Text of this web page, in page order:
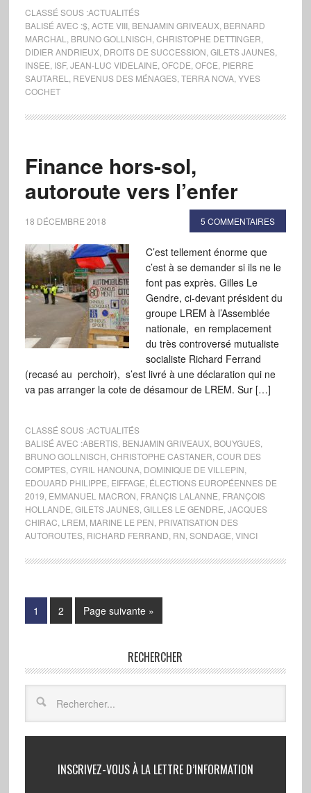
CLASSÉ SOUS :ACTUALITÉS
BALISÉ AVEC :$ ACTE VIII, BENJAMIN GRIVEAUX, BERNARD
MARCHAL
BRUNO GOLLNISCH CHRISTOPHE DETTINGER
DIDIER ANDRIEUX, DROITS DE SUCCESSION GILETS JAUNES,
INSEE ISF, JEAN-LUC VIDELAINE OFCDE OFCE PIERRE
SAUTAREL
REVENUS DES MÉNAGES, TERRA NOVA, YVES
COCHET
Finance hors-sol,
autoroute vers l’enfer
18 DÉCEMBRE 2018 5 COMMENTAIRES
C’est tellement énorme que
c’est à se demander si ils ne le
font pas exprès. Gilles Le
Gendre, ci-devant président du
groupe LREM à l’Assemblée
nationale, en remplacement
du très controversé mutualiste
socialiste Richard Ferrand
(recasé au perchoir), s’est livré à une déclaration qui ne
va pas arranger la cote de désamour de LREM. Sur […]
CLASSÉ SOUS :ACTUALITÉS
BALISÉ AVEC :ABERTIS, BENJAMIN GRIVEAUX, BOUYGUES,
BRUNO GOLLNISCH CHRISTOPHE CASTANER COUR DES
COMPTES, CYRIL HANOUNA, DOMINIQUE DE VILLEPIN
EDOUARD PHILIPPE EIFFAGE ÉLECTIONS EUROPÉENNES DE
2019 EMMANUEL MACRON FRANÇIS LALANNE FRANÇOIS
HOLLANDE GILETS JAUNES, GILLES LE GENDRE JACQUES
CHIRAC LREM MARINE LE PEN PRIVATISATION DES
AUTOROUTES, RICHARD FERRAND RN SONDAGE VINCI
1 2 Page suivante »
RECHERCHER
INSCRIVEZ-VOUS À LA LETTRE D’INFORMATION